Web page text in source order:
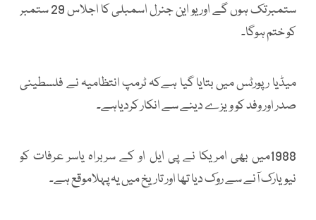
ستمبرتک ہوں گے اور یو این جنرل اسمبلی کا اجلاس 29 ستمبر
کو ختم ہوگا۔
میڈیا رپورٹس میں بتایا گیا ہےکہ ٹرمپ انتظامیہ نے فلسطینی
صدر اور وفد کو ویزے دینے سے انکار کردیاہے۔
1988میں بھی امریکا نے پی ایل او کے سربراہ یاسر عرفات کو
نیویارک آنے سے روک دیا تھا اور تاریخ میں یہ پہلاموقع ہے۔